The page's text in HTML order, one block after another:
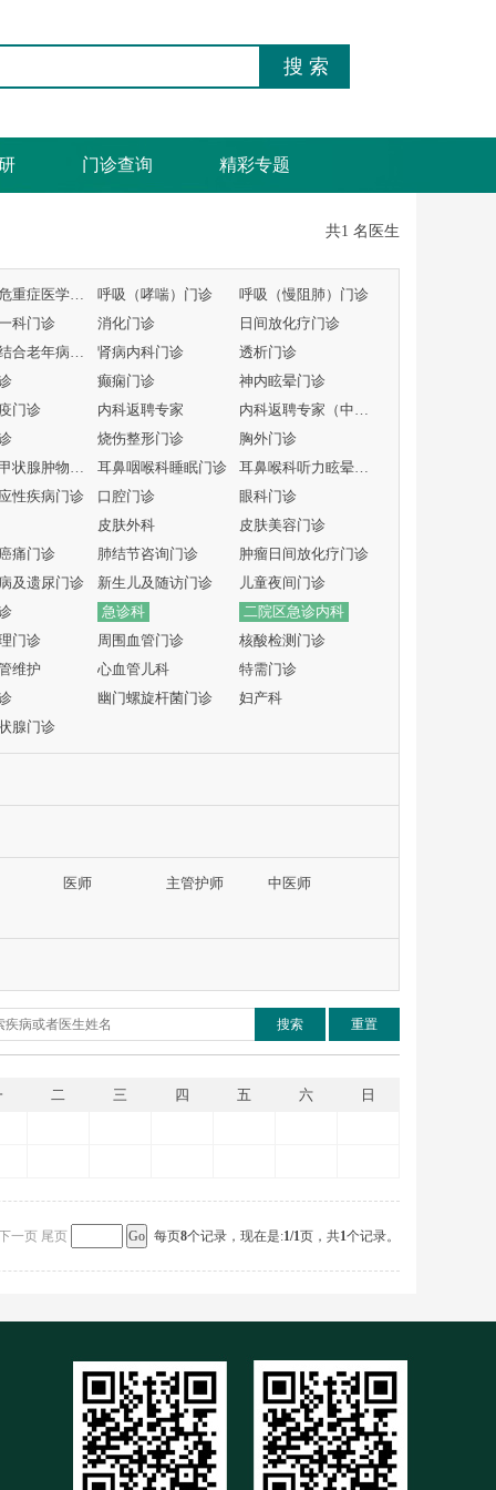
门诊查询 精彩专题
共1 名医生
呼吸（哮喘）门诊
呼吸（慢阻肺）门诊
科门诊
消化门诊
日间放化疗门诊
肾病内科门诊
透析门诊
癫痫门诊
神内眩晕门诊
门诊
内科返聘专家
烧伤整形门诊
胸外门诊
耳鼻咽喉科睡眠门诊
性疾病门诊
口腔门诊
眼科门诊
皮肤外科
皮肤美容门诊
痛门诊
肺结节咨询门诊
肿瘤日间放化疗门诊
及遗尿门诊
新生儿及随访门诊
儿童夜间门诊
急诊科
二院区急诊内科
门诊
周围血管门诊
核酸检测门诊
维护
心血管儿科
特需门诊
幽门螺旋杆菌门诊
妇产科
腺门诊
医师 主管护师 中医师
搜索 重置
二 三 四 五 六 日
一页 尾页 每页8个记录，现在是:1/1页，共1个记录。